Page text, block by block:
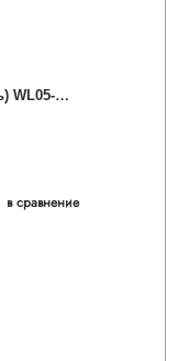
Р
амка на 3 поста (слоновая кость) WL05-Frame-03-ivory
в сравнение